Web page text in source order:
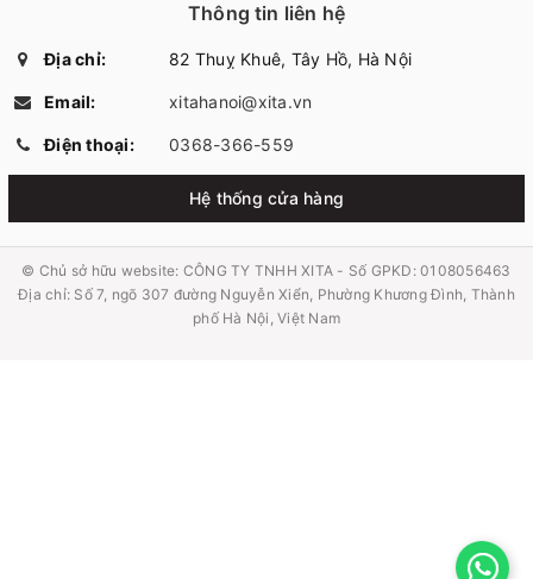
Thông tin liên hệ
Địa chỉ: 82 Thuỵ Khuê, Tây Hồ, Hà Nội
Email: xitahanoi@xita.vn
Điện thoại: 0368-366-559
Hệ thống cửa hàng
© Chủ sở hữu website: CÔNG TY TNHH XITA - Số GPKD: 0108056463
Địa chỉ: Số 7, ngõ 307 đường Nguyễn Xiển, Phường Khương Đình, Thành
phố Hà Nội, Việt Nam